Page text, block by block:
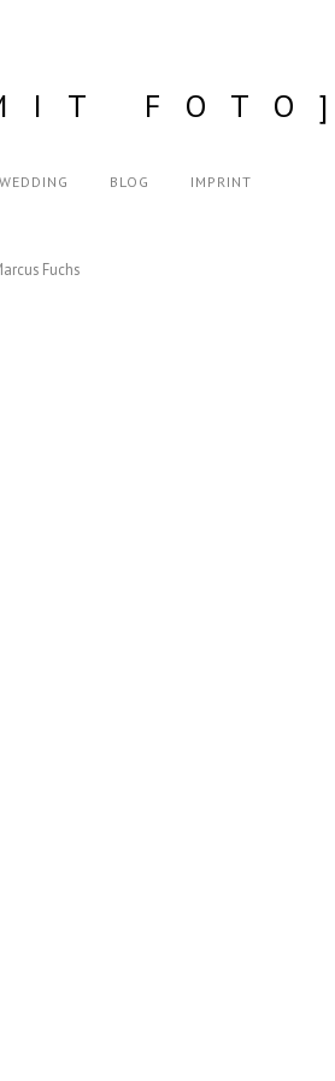
FOTO]
WEDDING BLOG IMPRINT
Fuchs